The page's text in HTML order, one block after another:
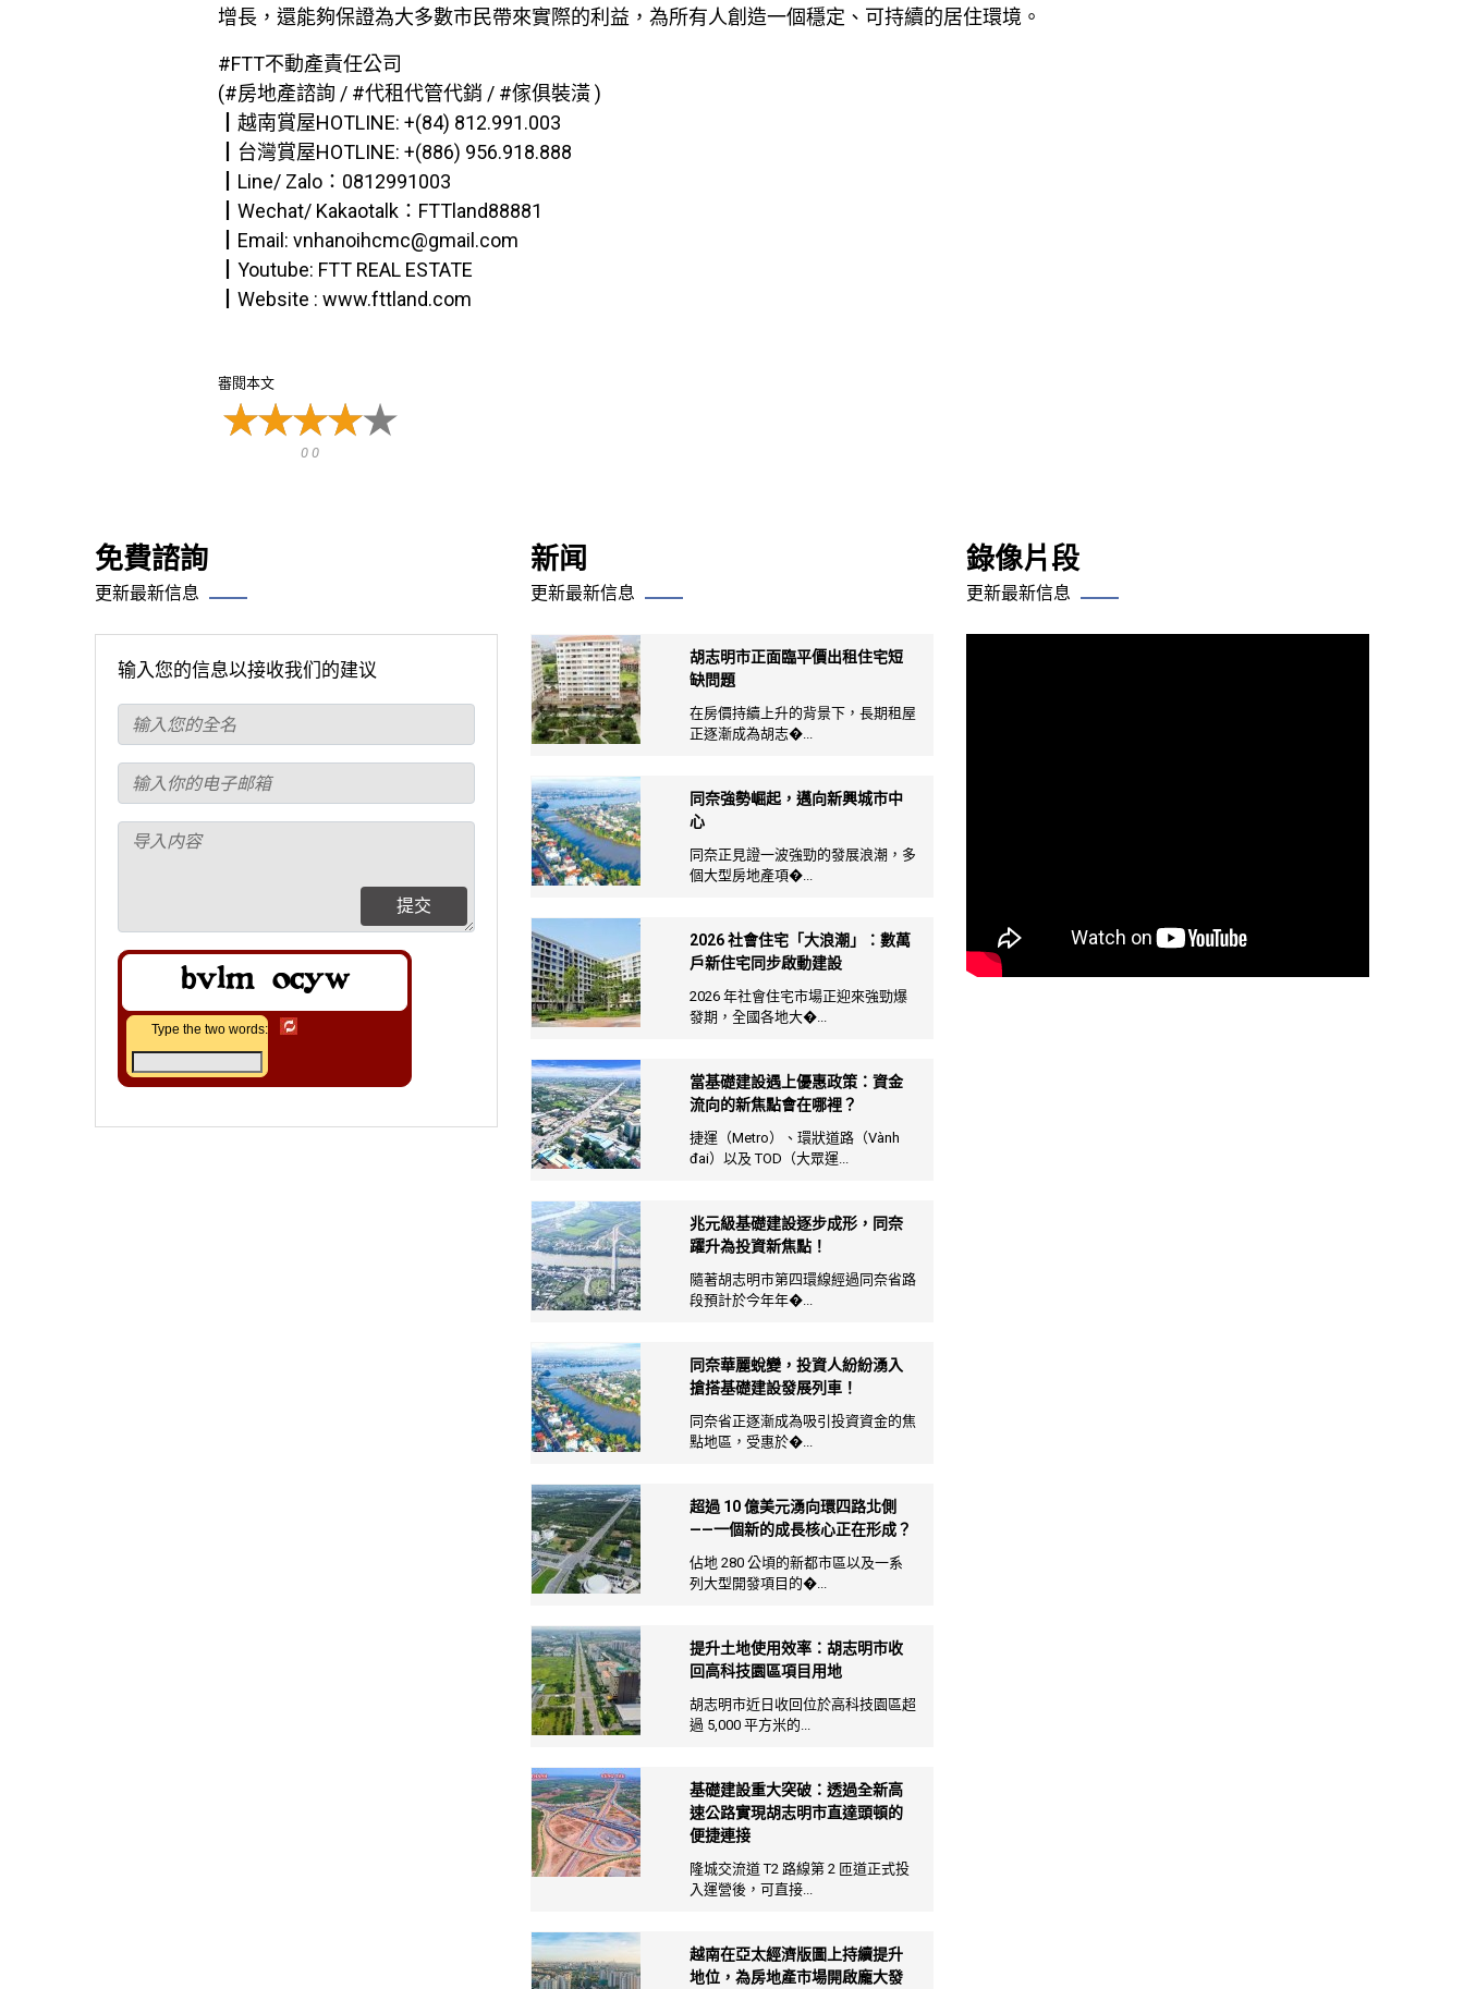
增長，還能夠保證為大多數市民帶來實際的利益，為所有人創造一個穩定、可持續的居住環境。
#FTT不動產責任公司
(#房地產諮詢 / #代租代管代銷 / #傢俱裝潢 )
┃越南賞屋HOTLINE: +(84) 812.991.003
┃台灣賞屋HOTLINE: +(886) 956.918.888
┃Line/ Zalo：0812991003
┃Wechat/ Kakaotalk：FTTland88881
┃Email: vnhanoihcmc@gmail.com
┃Youtube: FTT REAL ESTATE
┃Website : www.fttland.com
審閱本文
0 0
免費諮詢
更新最新信息
输入您的信息以接收我们的建议
提交
Type the two words:
新闻
更新最新信息
胡志明市正面臨平價出租住宅短
缺問題
在房價持續上升的背景下，長期租屋
正逐漸成為胡志�...
同奈強勢崛起，邁向新興城市中
心
同奈正見證一波強勁的發展浪潮，多
個大型房地產項�...
2026 社會住宅「大浪潮」：數萬
戶新住宅同步啟動建設
2026 年社會住宅市場正迎來強勁爆
發期，全國各地大�...
當基礎建設遇上優惠政策：資金
流向的新焦點會在哪裡？
捷運（Metro）、環狀道路（Vành
đai）以及 TOD（大眾運...
兆元級基礎建設逐步成形，同奈
躍升為投資新焦點！
隨著胡志明市第四環線經過同奈省路
段預計於今年年�...
同奈華麗蛻變，投資人紛紛湧入
搶搭基礎建設發展列車！
同奈省正逐漸成為吸引投資資金的焦
點地區，受惠於�...
超過 10 億美元湧向環四路北側
——一個新的成長核心正在形成？
佔地 280 公頃的新都市區以及一系
列大型開發項目的�...
提升土地使用效率：胡志明市收
回高科技園區項目用地
胡志明市近日收回位於高科技園區超
過 5,000 平方米的...
基礎建設重大突破：透過全新高
速公路實現胡志明市直達頭頓的
便捷連接
隆城交流道 T2 路線第 2 匝道正式投
入運營後，可直接...
越南在亞太經濟版圖上持續提升
地位，為房地產市場開啟龐大發
錄像片段
更新最新信息